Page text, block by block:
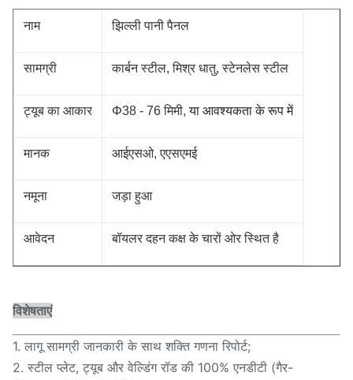
नाम झिल्ली पानी पैनल
सामग्री कार्बन स्टील, मिश्र धातु, स्टेनलेस स्टील
ट्यूब का आकार Φ38 - 76 मिमी,या आवश्यकता के रूप में
मानक आईएसओ, एएसएमई
नमूना जड़ा हुआ
आवेदन बॉयलर दहन कक्ष के चारों ओर स्थित है
विशेषताएं
1. लागू सामग्री जानकारी के साथ शक्ति गणना रिपोर्ट;
2. स्टील प्लेट, ट्यूब और वेल्डिंग रॉड की 100% एनडीटी (गैर-